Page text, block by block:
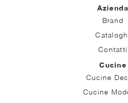
Azienda
Brand
Contatti
Cucine
Cucine
Cucine